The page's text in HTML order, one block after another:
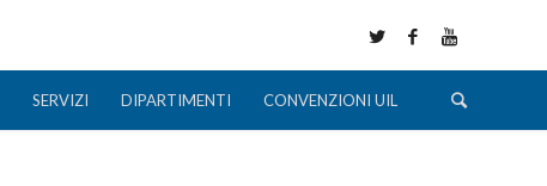
SERVIZI DIPARTIMENTI CONVENZIONI UIL